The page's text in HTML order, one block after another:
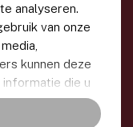
Algemene
analyseren.
van onze
kunnen deze
die u
verzameld